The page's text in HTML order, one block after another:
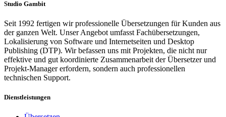
Studio Gambit
Seit 1992 fertigen wir professionelle Übersetzungen für Kunden aus
der ganzen Welt. Unser Angebot umfasst Fachübersetzungen,
Lokalisierung von Software und Internetseiten und Desktop
Publishing (DTP). Wir befassen uns mit Projekten, die nicht nur
effektive und gut koordinierte Zusammenarbeit der Übersetzer und
Projekt-Manager erfordern, sondern auch professionellen
technischen Support.
Dienstleistungen